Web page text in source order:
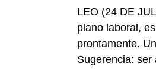
LEO (24 DE
plano laboral,
prontamente.
Sugerencia: ser